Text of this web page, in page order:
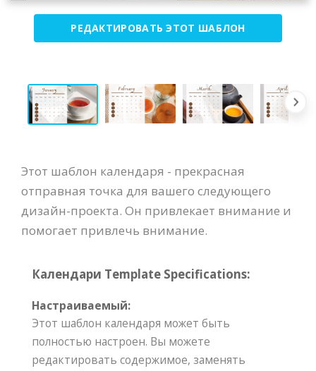
РЕДАКТИРОВАТЬ ЭТОТ ШАБЛОН
Этот шаблон календаря - прекрасная
отправная точка для вашего следующего
дизайн-проекта. Он привлекает внимание и
помогает привлечь внимание.
Календари Template Specifications:
Настраиваемый:
Этот шаблон календаря может быть
полностью настроен. Вы можете
редактировать содержимое, заменять